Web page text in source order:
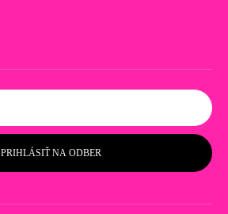
PRIHLÁSIŤ NA ODBER